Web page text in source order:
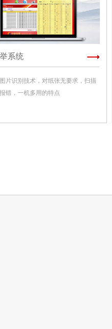
系统
片识别技术，对纸张无要求，扫描
错，一机多用的特点